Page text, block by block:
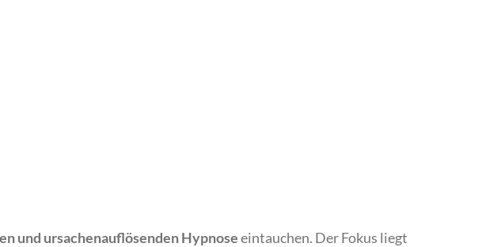
und ursachenauflösenden Hypnoseeintauchen. Der Fokus liegt